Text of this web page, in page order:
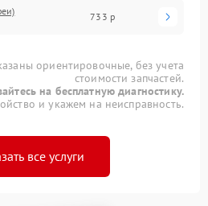
733 р
ориентировочные, без учета
стоимости запчастей.
на бесплатную диагностику.
и укажем на неисправность.
все услуги